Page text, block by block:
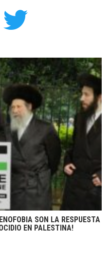
twitter
SON LA RESPUESTA
EN PALESTINA!